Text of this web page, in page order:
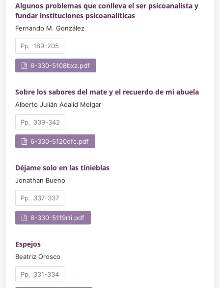
Algunos problemas que conlleva el ser psicoanalista y
fundar instituciones psicoanalíticas
Fernando M. González
189-205
6-330-5108bxz.pdf
Sobre los sabores del mate y el recuerdo de mi abuela
Alberto Julián Adalid Melgar
339-342
6-330-5120ofc.pdf
Déjame solo en las tinieblas
Jonathan Bueno
337-337
6-330-5119rti.pdf
Espejos
Beatriz Orosco
331-334